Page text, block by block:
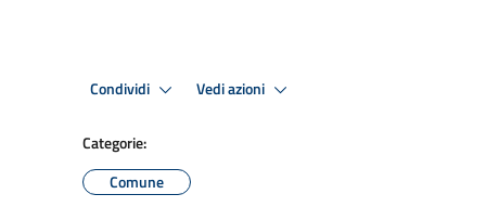
Condividi Vedi azioni
Categorie:
Comune